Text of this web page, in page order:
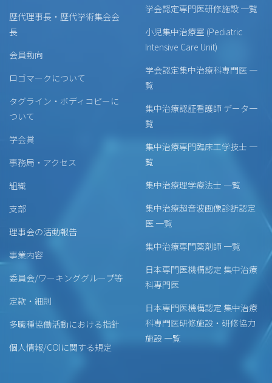
歴代理事長・歴代学術集会会
長
会員動向
ロゴマークについて
タグライン・ボディコピーに
ついて
学会賞
事務局・アクセス
組織
支部
理事会の活動報告
事業内容
委員会/ワーキンググループ等
定款・細則
多職種協働活動における指針
個人情報/COIに関する規定
学会認定専門医研修施設 一覧
小児集中治療室 (Pediatric
Intensive Care Unit)
学会認定集中治療科専門医 一
覧
集中治療認証看護師 データ一
覧
集中治療専門臨床工学技士 一
覧
集中治療理学療法士 一覧
集中治療超音波画像診断認定
医 一覧
集中治療専門薬剤師 一覧
日本専門医機構認定 集中治療
科専門医
日本専門医機構認定 集中治療
科専門医研修施設・研修協力
施設 一覧